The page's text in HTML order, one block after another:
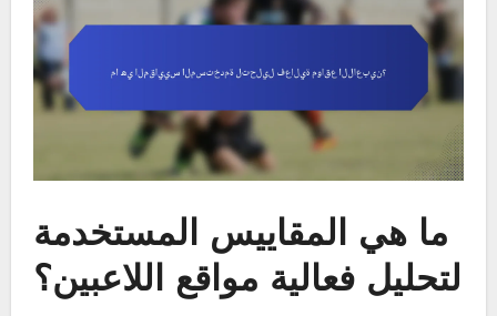
ما هي المقاييس المستخدمة
لتحليل فعالية مواقع اللاعبين؟